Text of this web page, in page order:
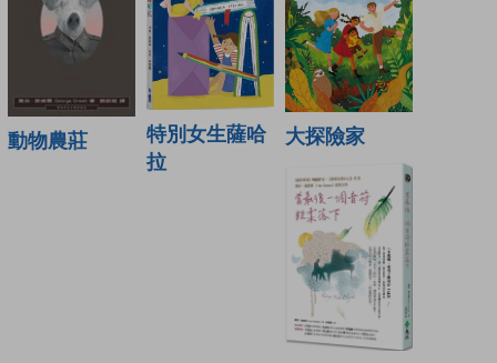
動物農莊
特別女生薩哈
拉
大探險家